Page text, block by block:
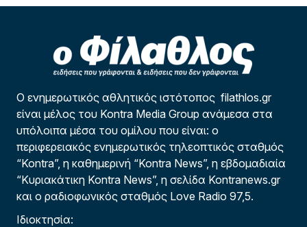
Ο ενημερωτικός αθλητικός ιστότοπος filathlos.gr
είναι μέλος του Kontra Media Group ανάμεσα στα
υπόλοιπα μέσα του ομίλου που είναι: ο
περιφερειακός ενημερωτικός τηλεοπτικός σταθμός
“Kontra”, η καθημερινή “Kontra News”, η εβδομαδιαία
“Κυριακάτικη Kontra News”, η σελίδα Kontranews.gr
και ο ραδιοφωνικός σταθμός Love Radio 97,5.
Ιδιοκτησία: